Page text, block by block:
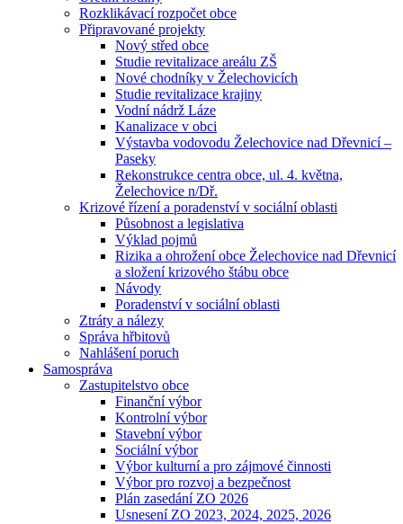
Rozklikávací rozpočet obce
Připravované projekty
Nový střed obce
Studie revitalizace areálu ZŠ
Nové chodníky v Želechovicích
Studie revitalizace krajiny
Vodní nádrž Láze
Kanalizace v obci
Výstavba vodovodu Želechovice nad Dřevnicí –
Paseky
Rekonstrukce centra obce, ul. 4. května,
Želechovice n/Dř.
Krizové řízení a poradenství v sociální oblasti
Působnost a legislativa
Výklad pojmů
Rizika a ohrožení obce Želechovice nad Dřevnicí
a složení krizového štábu obce
Návody
Poradenství v sociální oblasti
Ztráty a nálezy
Správa hřbitovů
Nahlášení poruch
Samospráva
Zastupitelstvo obce
Finanční výbor
Kontrolní výbor
Stavební výbor
Sociální výbor
Výbor kulturní a pro zájmové činnosti
Výbor pro rozvoj a bezpečnost
Plán zasedání ZO 2026
Usnesení ZO 2023, 2024, 2025, 2026